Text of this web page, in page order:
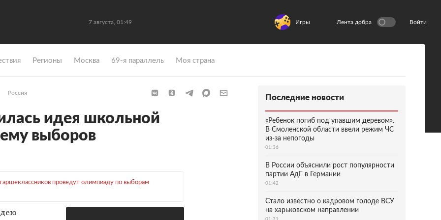
7 августа, 01:49 Игры Лента добра Войти
Регионы Москва 69-я параллель Моя страна
Россия
идея школьной
выборов
проведут олимпиаду по выборам
Последние новости
«Ребенок погиб под упавшим деревом».
В Смоленской области ввели режим ЧС
из-за непогоды
01:36
В России объяснили рост популярности
партии АдГ в Германии
01:42
Стало известно о кадровом голоде ВСУ
на харьковском направлении
01:31